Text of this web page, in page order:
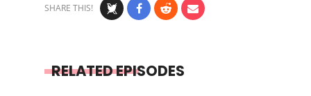
SHARE THIS!
RELATED EPISODES